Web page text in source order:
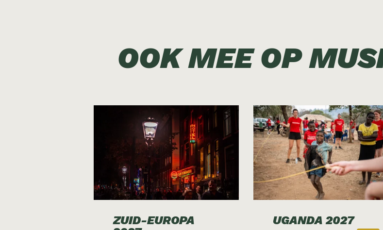
OOK MEE OP
ZUID-EUROPA
UGANDA 2027